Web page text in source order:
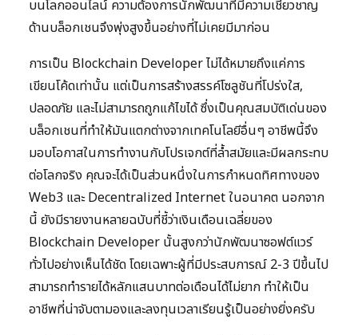
บนโลกออนไลน์ ความต้องการนักพัฒนาที่มีความเชี่ยวชาญ
ด้านบล็อกเชนจึงพุ่งสูงขึ้นอย่างที่ไม่เคยมีมาก่อน
การเป็น Blockchain Developer ไม่ได้หมายถึงแค่การ
เขียนโค้ดเท่านั้น แต่เป็นการสร้างสรรค์โซลูชันที่โปร่งใส,
ปลอดภัย และไม่สามารถถูกแก้ไขได้ ซึ่งเป็นคุณสมบัติเด่นของ
บล็อกเชนที่ทำให้มันแตกต่างจากเทคโนโลยีอื่นๆ อาชีพนี้จึง
มอบโอกาสในการทำงานกับโปรเจกต์ที่ล้ำสมัยและมีผลกระทบ
ต่อโลกจริง คุณจะได้เป็นส่วนหนึ่งในการกำหนดทิศทางของ
Web3 และ Decentralized Internet ในอนาคต นอกจาก
นี้ ยังมีรายงานหลายฉบับที่ชี้ว่าเงินเดือนเฉลี่ยของ
Blockchain Developer นั้นสูงกว่านักพัฒนาซอฟต์แวร์
ทั่วไปอย่างเห็นได้ชัด โดยเฉพาะผู้ที่มีประสบการณ์ 2-3 ปีขึ้นไป
สามารถทำรายได้หลักแสนบาทต่อเดือนได้ไม่ยาก ทำให้เป็น
อาชีพที่น่าจับตามองและลงทุนเวลาเรียนรู้เป็นอย่างยิ่งครับ